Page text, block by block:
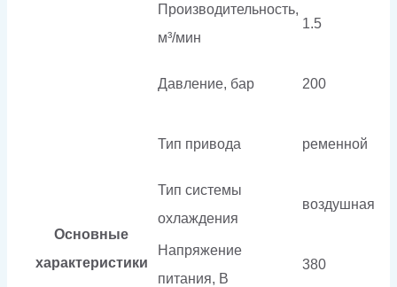
Основные
характеристики
Производительность,
м³/мин
1.5
Давление, бар 200
Тип привода ременной
Тип системы
охлаждения
воздушная
Напряжение
питания, В
380